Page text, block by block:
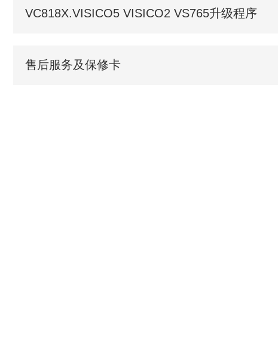
VC818X.VISICO5 VISICO2 VS765升级程序
售后服务及保修卡